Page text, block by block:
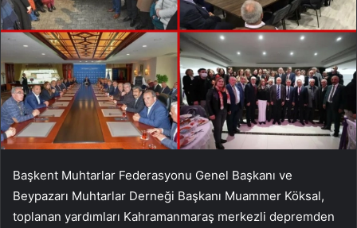
Başkent Muhtarlar Federasyonu Genel Başkanı ve
Beypazarı Muhtarlar Derneği Başkanı Muammer Köksal,
toplanan yardımları Kahramanmaraş merkezli depremden